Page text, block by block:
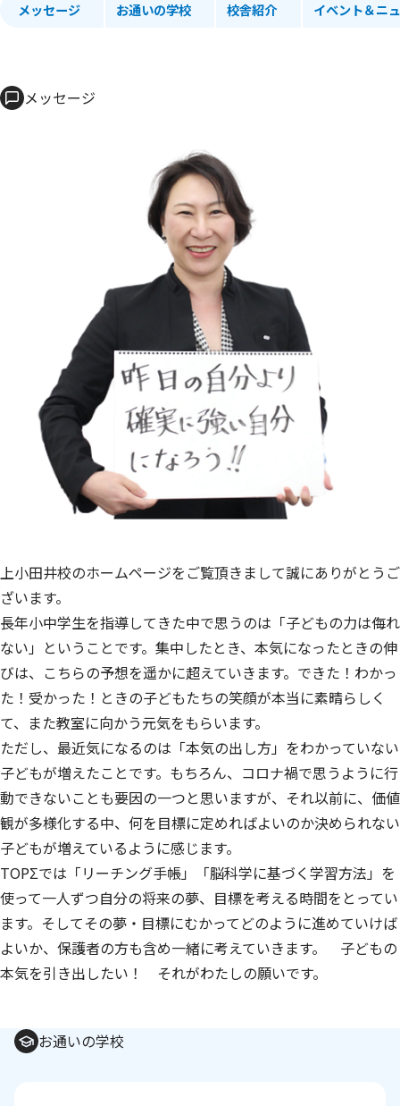
メッセージ お通いの学校 校舎紹介 イベント＆ニ
メッセージ
上小田井校のホームページをご覧頂きまして誠にありがとうご
ざいます。
長年小中学生を指導してきた中で思うのは「子どもの力は侮れ
ない」ということです。集中したとき、本気になったときの伸
びは、こちらの予想を遥かに超えていきます。できた！わかっ
た！受かった！ときの子どもたちの笑顔が本当に素晴らしく
て、また教室に向かう元気をもらいます。
ただし、最近気になるのは「本気の出し方」をわかっていない
子どもが増えたことです。もちろん、コロナ禍で思うように行
動できないことも要因の一つと思いますが、それ以前に、価値
観が多様化する中、何を目標に定めればよいのか決められない
子どもが増えているように感じます。
TOPΣでは「リーチング手帳」「脳科学に基づく学習方法」を
使って一人ずつ自分の将来の夢、目標を考える時間をとってい
ます。そしてその夢・目標にむかってどのように進めていけば
よいか、保護者の方も含め一緒に考えていきます。 子どもの
本気を引き出したい！ それがわたしの願いです。
お通いの学校